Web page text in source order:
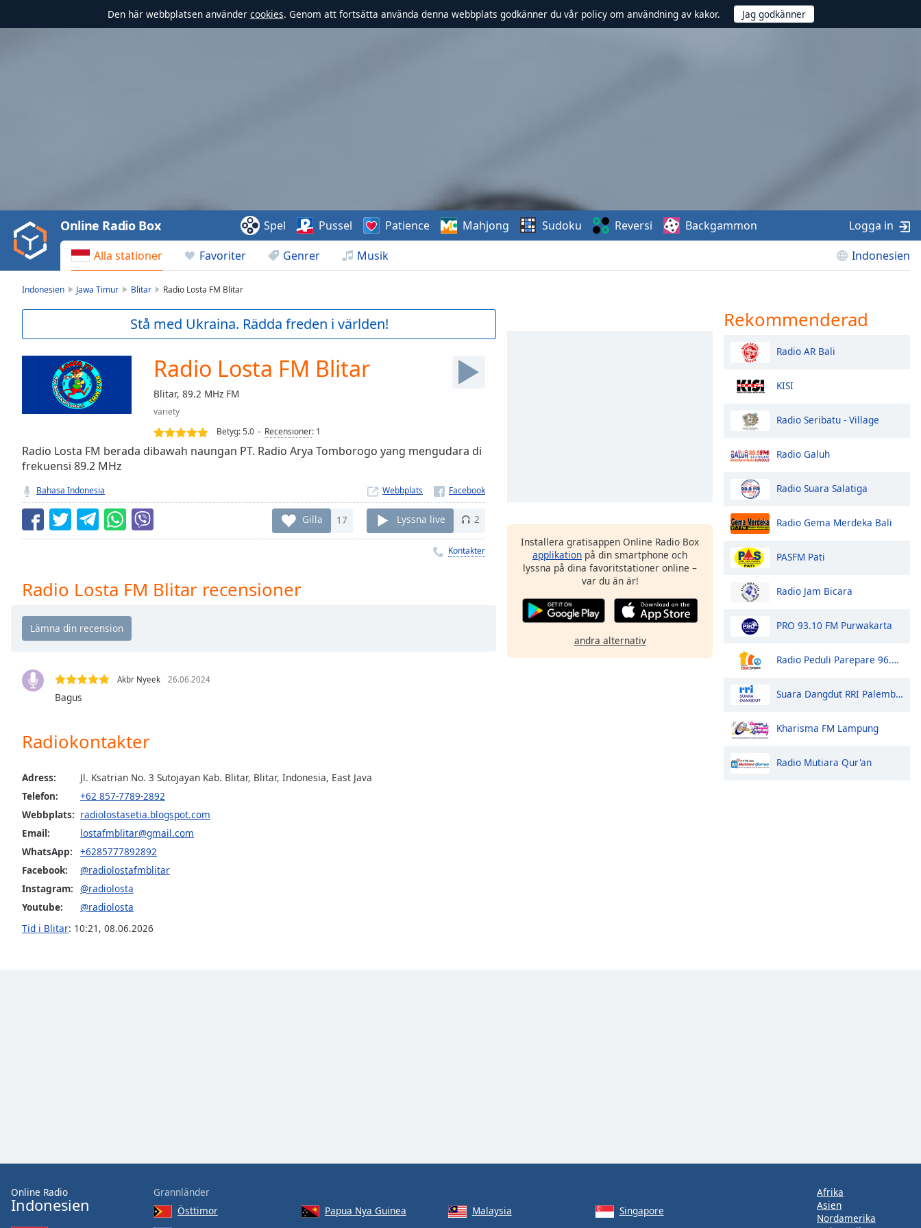
Den här webbplatsen använder cookies. Genom att fortsätta använda denna webbplats godkänner du vår policy om användning av kakor.
Video
Play
Backward
Skip
Current
Duration-:-
Stream
Seek to
currently
LIVE
Remaining
Rate
Chapters
Chapters
Descriptions
descriptions
subtitles
settings
opens
subtitles
settings
dialog
subtitles
off,
selected
Audio
Escape
cancel
and
Alla stationer Favoriter Genrer Musik Indonesien
Online Radio Box Spel Pussel Patience Mahjong Sudoku Reversi Backgammon Logga in
Indonesien Jawa Timur Blitar Radio Losta FM Blitar
Stå med Ukraina. Rädda freden i världen!
Radio Losta FM Blitar
Blitar, 89.2 MHz FM
variety
Betyg:5.0 Recensioner: 1
Radio Losta FM berada dibawah naungan PT. Radio Arya Tomborogo yang mengudara di
frekuensi 89.2 MHz
Bahasa Indonesia Webbplats
Gilla 17 Lyssna live 2
Kontakter
Radio Losta FM Blitar recensioner
Akbr Nyeek 26.06.2024
Bagus
Radiokontakter
Adress:
Jl. Ksatrian No. 3 Sutojayan Kab. Blitar, Blitar, Indonesia, East Java
Telefon:
+62 857-7789-2892
Webbplats: radiolostasetia.blogspot.com
Email:
lostafmblitar@gmail.com
WhatsApp:
+6285777892892
Facebook:
@radiolostafmblitar
Instagram: @radiolosta
Youtube:
@radiolosta
Tid i Blitar: 10:21 , 08.06.2026
Installera gratisappen Online Radio Box
applikation på din smartphone och
lyssna på dina favoritstationer online –
var du än är!
andra alternativ
Rekommenderad
Radio AR Bali
KISI
Radio Seribatu - Village
Radio Galuh
Radio Suara Salatiga
Radio Gema Merdeka Bali
PASFM Pati
Radio Jam Bicara
PRO 93.10 FM Purwakarta
Radio Peduli Parepare 96.9 FM
Suara Dangdut RRI Palembang
Kharisma FM Lampung
Radio Mutiara Qur'an
Online Radio
Indonesien
Grannländer
Östtimor
Papua Nya Guinea Malaysia
Singapore
Afrika
Asien
Nordamerika